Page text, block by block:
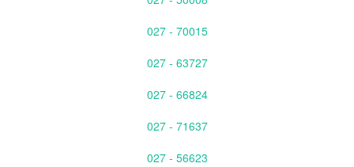
027 - 70015
027 - 63727
027 - 66824
027 - 71637
027 - 56623